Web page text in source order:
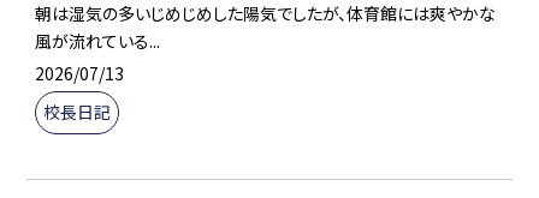
朝は湿気の多いじめじめした陽気でしたが、体育館には爽やかな
風が流れている...
2026/07/13
校長日記